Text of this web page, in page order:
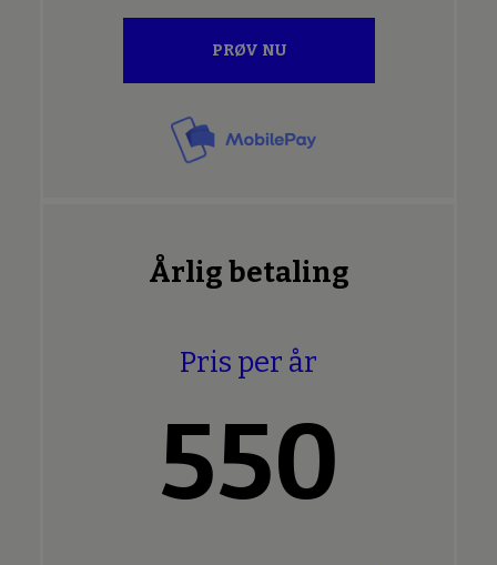
PRØV NU
Årlig betaling
Pris per år
550